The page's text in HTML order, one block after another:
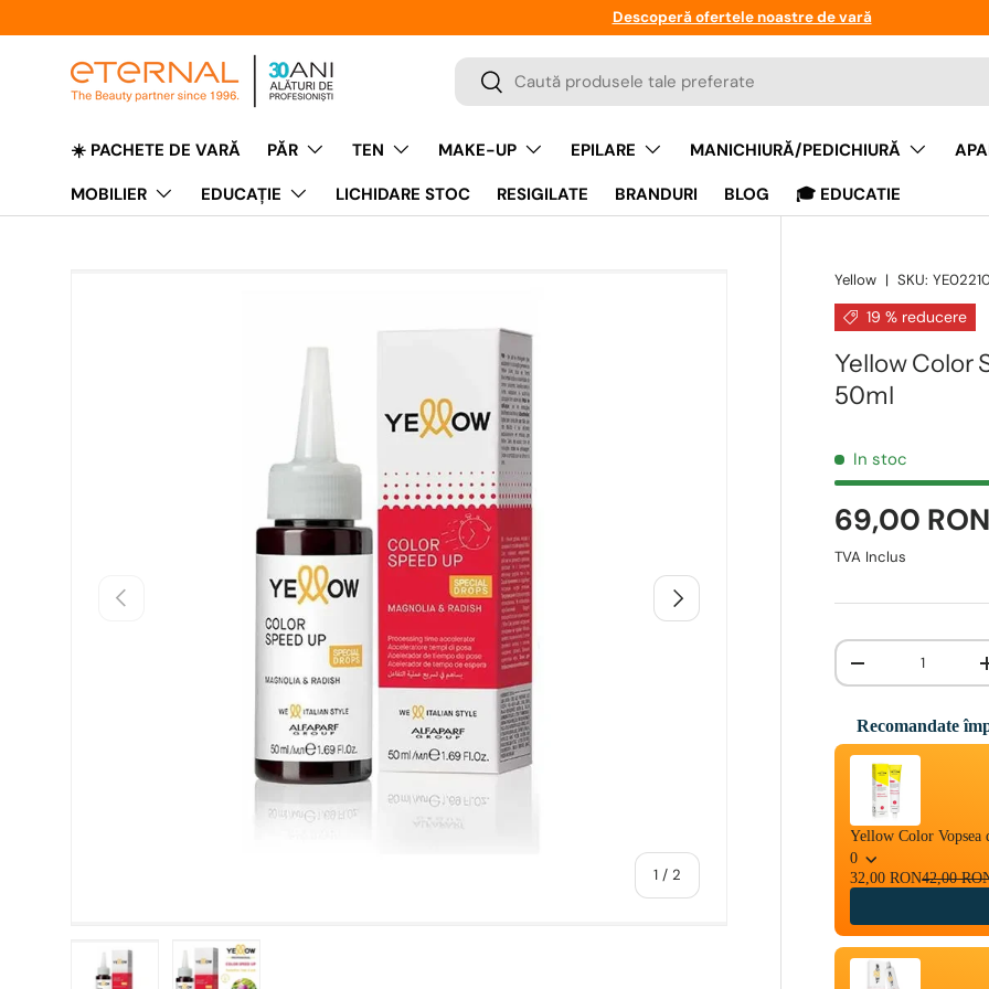
Descoperă ofertele noastre de vară
Cauta
Cauta
☀️ PACHETE DE VARĂ PĂR TEN MAKE-UP EPILARE MANICHIURĂ/PEDICHIURĂ
MOBILIER
EDUCAŢIE LICHIDARE STOC RESIGILATE BRANDURI BLOG 🎓 EDUCATIE
INAPOI
1 /2
INAINTE
Yellow |SKU:
19 % reducere
Yellow Color
50ml
In stoc
69,00 RON
TVA Inclus
Cantitate
-
Recomandate
Use the Previous
Yellow Color Vopsea
0
32,00 RON42,00